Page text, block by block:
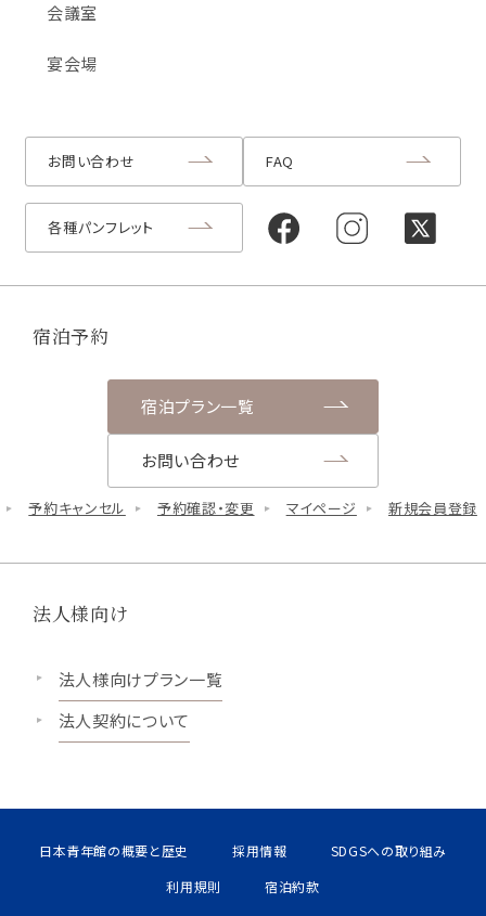
お問い合わせ FAQ
各種パンフレット
会議室
宴会場
宿泊予約
宿泊プラン一覧
お問い合わせ
予約キャンセル 予約確認・変更 マイページ 新規会員登録
法人様向け
法人様向けプラン一覧
法人契約について
日本青年館の概要と歴史 採用情報
SDGSへの取り組み
利用規則
宿泊約款